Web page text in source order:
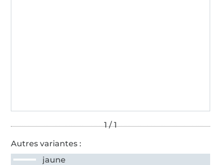
Autres variantes :
jaune